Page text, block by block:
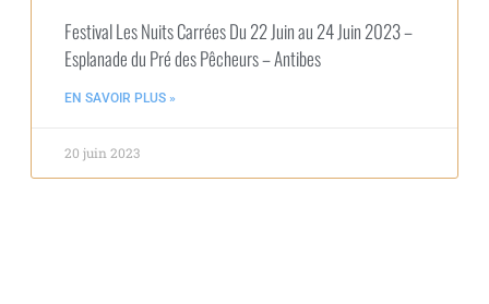
Festival Les Nuits Carrées Du 22 Juin au 24 Juin 2023 –
Esplanade du Pré des Pêcheurs – Antibes
EN SAVOIR PLUS »
20 juin 2023